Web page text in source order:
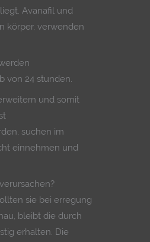
Avanafil und
körper, verwenden
von 24 stunden.
und somit
suchen im
einnehmen und
sie bei erregung
bleibt die durch
erhalten. Die